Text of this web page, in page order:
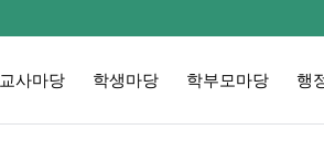
교사마당 학생마당 학부모마당 행